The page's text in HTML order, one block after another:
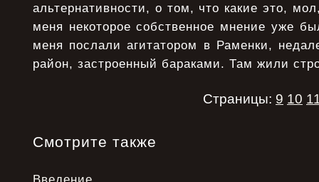
альтернативности, о том, что какие это,
меня некоторое собственное мнение уже
меня послали агитатором в Раменки,
район, застроенный бараками. Там жили
Страницы: 9 10
Смотрите также
Введение